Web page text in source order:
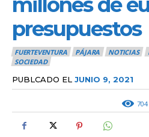
presupuestos
FUERTEVENTURA PÁJARA NOTICIAS
SOCIEDAD
PUBLCADO EL JUNIO 9, 2021
704